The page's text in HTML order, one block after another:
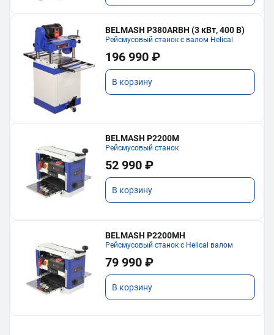
BELMASH P380ARBH (3 кВт, 400 В)
Рейсмусовый станок с валом Helical
196 990 ₽
В корзину
BELMASH P2200M
Рейсмусовый станок
52 990 ₽
В корзину
BELMASH P2200MH
Рейсмусовый станок с Helical валом
79 990 ₽
В корзину